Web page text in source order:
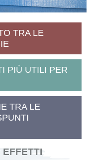
TRA LE
PIÙ UTILI PER
TRA LE
EFFETTI